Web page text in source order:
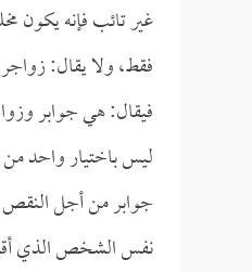
غير تائب فإنه يكون
فقط، ولا يقال:
فيقال: هي جوابر
ليس باختيار واحد من
جوابر من أجل
نفس الشخص الذي أقيم